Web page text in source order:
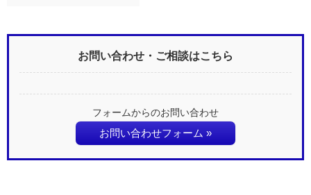
お問い合わせ・ご相談はこちら
フォームからのお問い合わせ
お問い合わせフォーム »